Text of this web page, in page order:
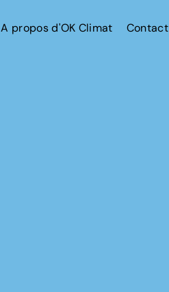
A propos d'OK Climat Contact